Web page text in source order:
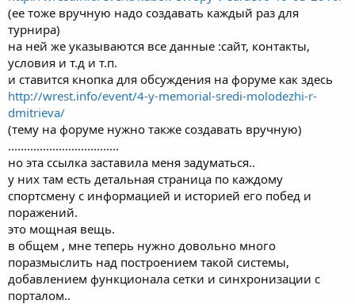
(ее тоже вручную надо создавать каждый раз для
турнира)
на ней же указываются все данные :сайт, контакты,
условия и т.д и т.п.
и ставится кнопка для обсуждения на форуме как здесь
http://wrest.info/event/4-y-memorial-sredi-molodezhi-r-
dmitrieva/
(тему на форуме нужно также создавать вручную)
...................................
но эта ссылка заставила меня задуматься..
у них там есть детальная страница по каждому
спортсмену с информацией и историей его побед и
поражений.
это мощная вещь.
в общем , мне теперь нужно довольно много
поразмыслить над построением такой системы,
добавлением функционала сетки и синхронизации с
порталом..